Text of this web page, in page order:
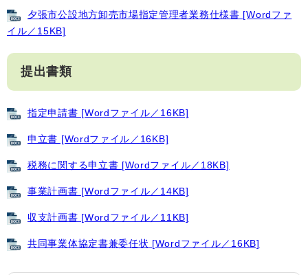
夕張市公設地方卸売市場指定管理者業務仕様書 [Wordファ
イル／15KB]
提出書類
指定申請書 [Wordファイル／16KB]
申立書 [Wordファイル／16KB]
税務に関する申立書 [Wordファイル／18KB]
事業計画書 [Wordファイル／14KB]
収支計画書 [Wordファイル／11KB]
共同事業体協定書兼委任状 [Wordファイル／16KB]